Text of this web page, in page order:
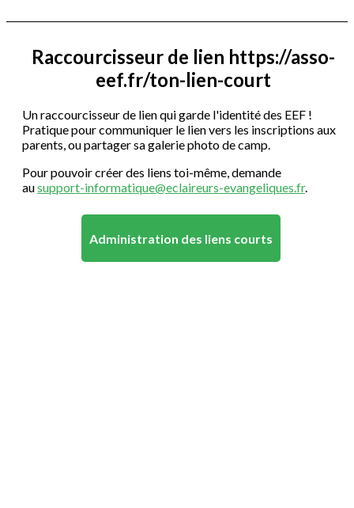
Raccourcisseur de lien https://asso-
eef.fr/ton-lien-court
Un raccourcisseur de lien qui garde l'identité des EEF !
Pratique pour communiquer le lien vers les inscriptions aux
parents, ou partager sa galerie photo de camp.
Pour pouvoir créer des liens toi-même, demande
ausupport-informatique@eclaireurs-evangeliques.fr.
Administration des liens courts